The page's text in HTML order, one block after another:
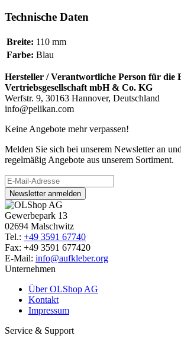
Technische Daten
Breite: 110 mm
Farbe: Blau
Hersteller / Verantwortliche Person für die
Vertriebsgesellschaft mbH & Co. KG
Werfstr. 9, 30163 Hannover, Deutschland
info@pelikan.com
Keine Angebote mehr verpassen!
Melden Sie sich bei unserem Newsletter an
regelmäßig Angebote aus unserem Sortiment.
Newsletter anmelden
Gewerbepark 13
02694 Malschwitz
Tel.: +49 3591 67740
Fax: +49 3591 677420
E-Mail: info@aufkleber.org
Unternehmen
Über OLShop AG
Kontakt
Impressum
Service & Support